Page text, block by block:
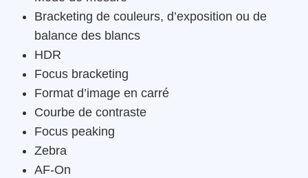
Bracketing de couleurs, d’exposition ou de
balance des blancs
HDR
Focus bracketing
Format d’image en carré
Courbe de contraste
Focus peaking
Zebra
AF-On